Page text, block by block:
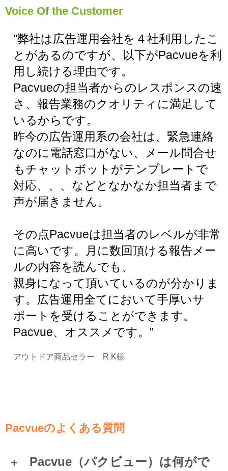
Voice Of the Customer
"弊社は広告運用会社を４社利用したこ
とがあるのですが、以下がPacvueを利
用し続ける理由です。
Pacvueの担当者からのレスポンスの速
さ、報告業務のクオリティに満足して
いるからです。
昨今の広告運用系の会社は、緊急連絡
なのに電話窓口がない、メール問合せ
もチャットボットがテンプレートで
対応、、、などとなかなか担当者まで
声が届きません。
その点Pacvueは担当者のレベルが非常
に高いです。月に数回頂ける報告メー
ルの内容を読んでも、
親身になって頂いているのが分かりま
す。広告運用全てにおいて手厚いサ
ポートを受けることができます。
Pacvue、オススメです。"
アウトドア商品セラー R.K様
Pacvueのよくある質問
Pacvue（パクビュー）は何がで